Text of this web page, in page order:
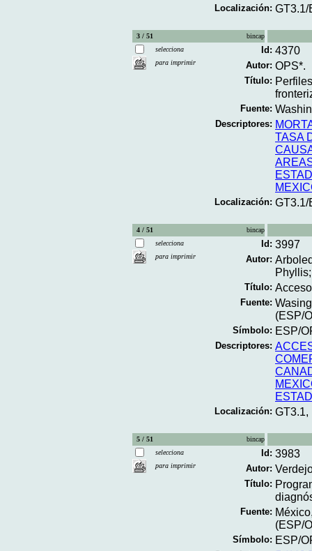
Localización: GT3.1/
3 / 51
bincap
selecciona
para imprimir
Id: 4370
Autor: OPS*.
Título:
Fuente:
Descriptores:
TASA
Localización: GT3.1/
4 / 51
bincap
selecciona
para imprimir
Id: 3997
Autor:
Título:
Fuente:
(ESP/
Símbolo: ESP/
Descriptores:
Localización: GT3.1,
5 / 51
bincap
selecciona
para imprimir
Id: 3983
Autor:
Título:
Fuente:
(ESP/
Símbolo: ESP/